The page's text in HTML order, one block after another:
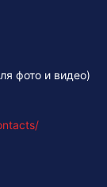
фото и видео)